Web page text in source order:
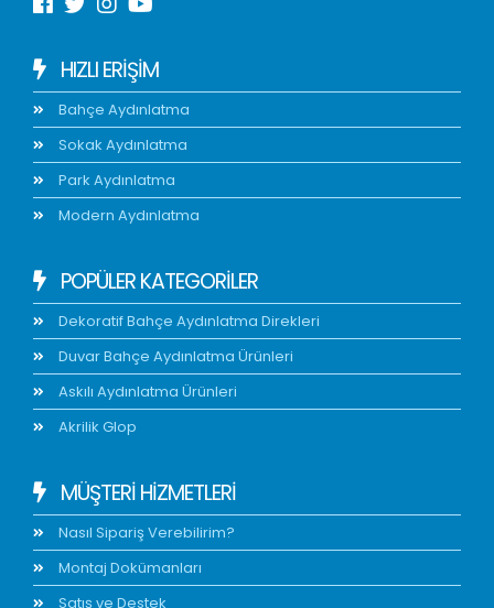
HIZLI ERIŞIM
Bahçe Aydınlatma
Sokak Aydınlatma
Park Aydınlatma
Modern Aydınlatma
POPÜLER KATEGORİLER
Dekoratif Bahçe Aydınlatma Direkleri
Duvar Bahçe Aydınlatma Ürünleri
Askılı Aydınlatma Ürünleri
Akrilik Glop
MÜŞTERİ HİZMETLERİ
Nasıl Sipariş Verebilirim?
Montaj Dokümanları
Satış ve Destek